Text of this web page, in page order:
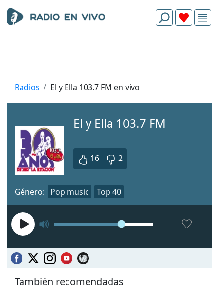
Radios El y Ella 103.7 FM en vivo
El y Ella 103.7 FM
16 2
Género: Pop music Top 40
También recomendadas